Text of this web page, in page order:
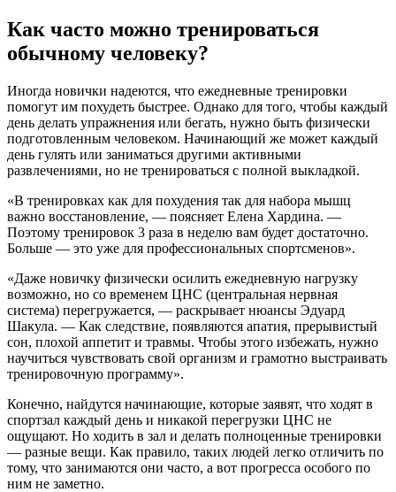
Как часто можно тренироваться
обычному человеку?
Иногда новички надеются, что ежедневные тренировки
помогут им похудеть быстрее. Однако для того, чтобы каждый
день делать упражнения или бегать, нужно быть физически
подготовленным человеком. Начинающий же может каждый
день гулять или заниматься другими активными
развлечениями, но не тренироваться с полной выкладкой.
«В тренировках как для похудения так для набора мышц
важно восстановление, — поясняет Елена Хардина. —
Поэтому тренировок 3 раза в неделю вам будет достаточно.
Больше — это уже для профессиональных спортсменов».
«Даже новичку физически осилить ежедневную нагрузку
возможно, но со временем ЦНС (центральная нервная
система) перегружается, — раскрывает нюансы Эдуард
Шакула. — Как следствие, появляются апатия, прерывистый
сон, плохой аппетит и травмы. Чтобы этого избежать, нужно
научиться чувствовать свой организм и грамотно выстраивать
тренировочную программу».
Конечно, найдутся начинающие, которые заявят, что ходят в
спортзал каждый день и никакой перегрузки ЦНС не
ощущают. Но ходить в зал и делать полноценные тренировки
— разные вещи. Как правило, таких людей легко отличить по
тому, что занимаются они часто, а вот прогресса особого по
ним не заметно.